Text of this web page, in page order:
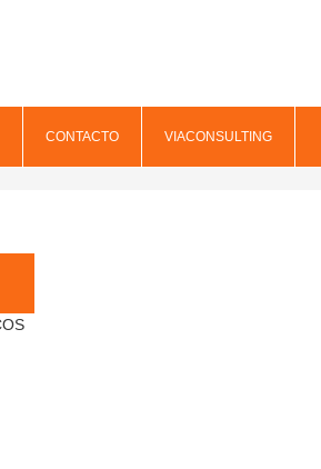
CONTACTO VIACONSULTING